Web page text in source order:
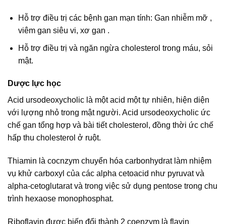
Hỗ trợ điều trị các bệnh gan mạn tính: Gan nhiễm mỡ ,
viêm gan siêu vi, xơ gan .
Hỗ trợ điều trị và ngăn ngừa cholesterol trong máu, sỏi
mật.
Dược lực học
Acid ursodeoxycholic là một acid một tự nhiên, hiện diện
với lựợng nhỏ trong mật người. Acid ursodeoxycholic ức
chế gan tổng hợp và bài tiết cholesterol, đồng thời ức chế
hấp thu cholesterol ở ruột.
Thiamin là cocnzym chuyển hóa carbonhydrat làm nhiệm
vụ khử carboxyl của các alpha cetoacid như pyruvat và
alpha-cetoglutarat và trong việc sử dụng pentose trong chu
trình hexaose monophosphat.
Riboflavin được biến đổi thành 2 coenzym là flavin